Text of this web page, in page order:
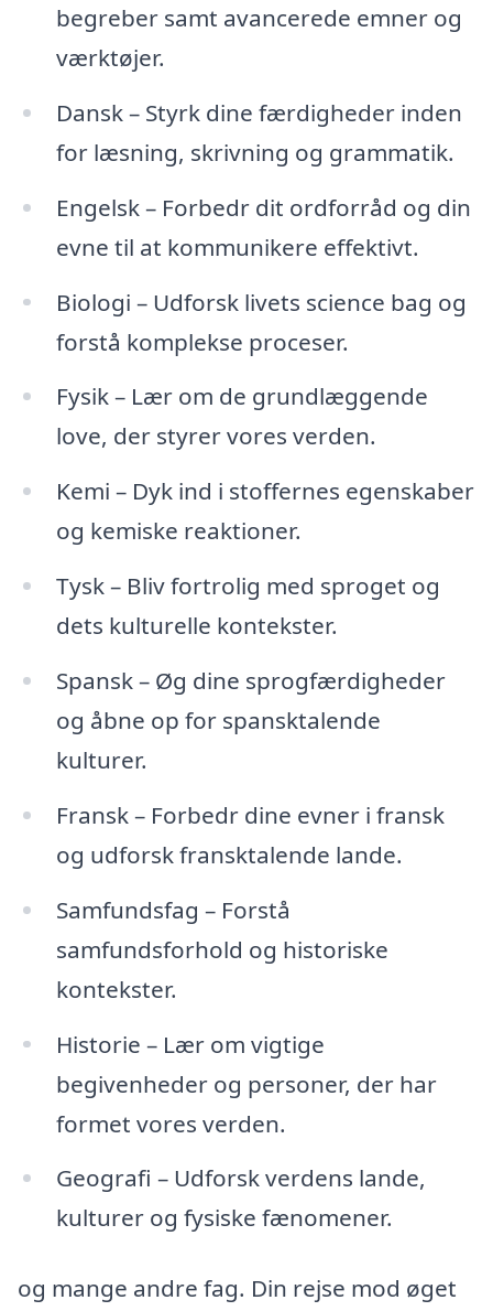
begreber samt avancerede emner og
værktøjer.
Dansk – Styrk dine færdigheder inden
for læsning, skrivning og grammatik.
Engelsk – Forbedr dit ordforråd og din
evne til at kommunikere effektivt.
Biologi – Udforsk livets science bag og
forstå komplekse proceser.
Fysik – Lær om de grundlæggende
love, der styrer vores verden.
Kemi – Dyk ind i stoffernes egenskaber
og kemiske reaktioner.
Tysk – Bliv fortrolig med sproget og
dets kulturelle kontekster.
Spansk – Øg dine sprogfærdigheder
og åbne op for spansktalende
kulturer.
Fransk – Forbedr dine evner i fransk
og udforsk fransktalende lande.
Samfundsfag – Forstå
samfundsforhold og historiske
kontekster.
Historie – Lær om vigtige
begivenheder og personer, der har
formet vores verden.
Geografi – Udforsk verdens lande,
kulturer og fysiske fænomener.
og mange andre fag. Din rejse mod øget